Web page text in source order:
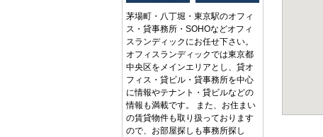
茅場町・八丁堀・東京駅のオフィ
ス・貸事務所・SOHOなどオフィ
スランディックにお任せ下さい。
オフィスランディックでは東京都
中央区をメインエリアとし、貸オ
フィス・貸ビル・貸事務所を中心
に情報やテナント・貸ビルなどの
情報も満載です。 また、お住まい
の賃貸物件も取り扱っております
ので、お部屋探しも事務所探し